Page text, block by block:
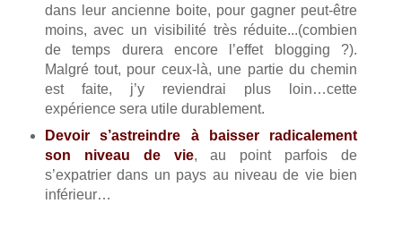
dans leur ancienne boite, pour gagner peut-être
moins, avec un visibilité très réduite...(combien
de temps durera encore l’effet blogging ?).
Malgré tout, pour ceux-là, une partie du chemin
est faite, j’y reviendrai plus loin…cette
expérience sera utile durablement.
Devoir s’astreindre à baisser radicalement
son niveau de vie, au point parfois de
s’expatrier dans un pays au niveau de vie bien
inférieur…